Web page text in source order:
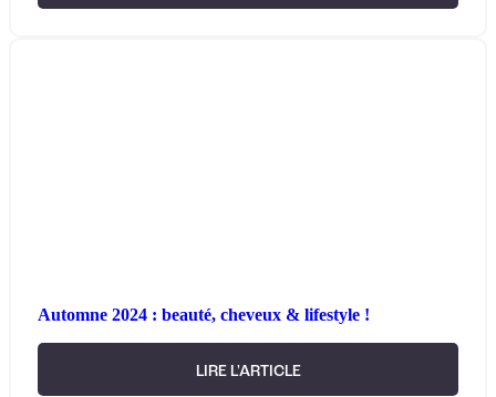
Automne 2024 : beauté, cheveux & lifestyle !
LIRE L'ARTICLE